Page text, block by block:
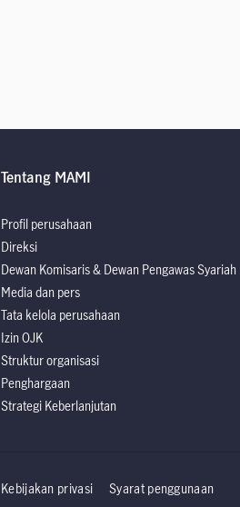
Tentang MAMI
Profil perusahaan
Direksi
Dewan Komisaris & Dewan Pengawas Syariah
Media dan pers
Tata kelola perusahaan
Izin OJK
Struktur organisasi
Penghargaan
Strategi Keberlanjutan
Kebijakan privasi Syarat penggunaan